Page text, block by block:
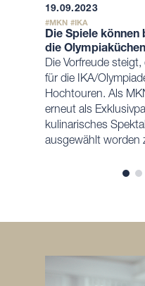
19.09.2023
MKN IKA
Die Spiele
die
Die Vorfreude
für die IKA/
Hochtouren. Als
erneut als
kulinarisches
ausgewählt worden